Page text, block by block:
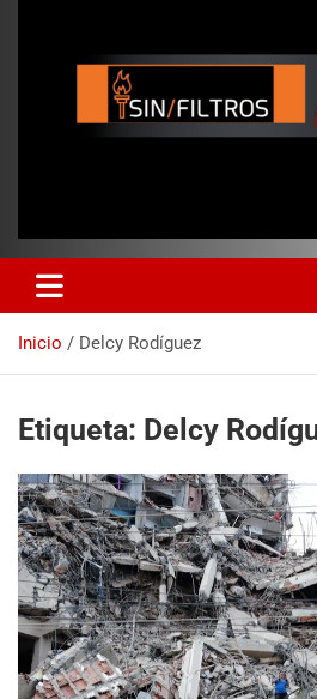
Inicio Delcy Rodíguez
Etiqueta: Delcy